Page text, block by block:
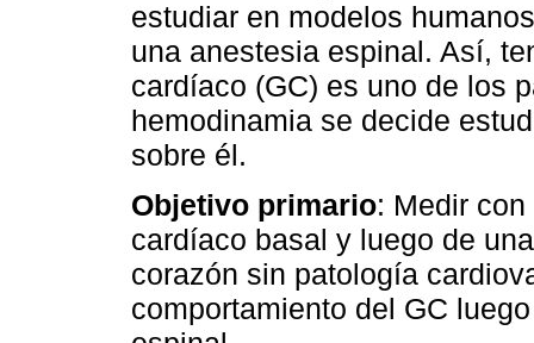
estudiar en modelos
una anestesia espinal. Así,
cardíaco (GC) es uno de los
hemodinamia se decide
sobre él.
Objetivo primario: Medir
cardíaco basal y luego de
corazón sin patología
comportamiento del GC